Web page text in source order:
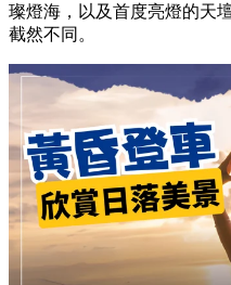
璨燈海，以及首度亮燈的天
截然不同。